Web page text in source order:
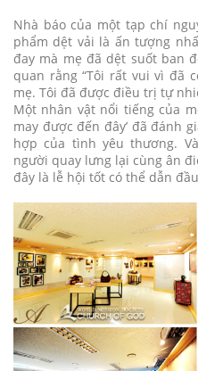
Nhà báo của một tạp chí
phẩm dệt vải là ấn tượng
đay mà mẹ đã dệt suốt ban
quan rằng “Tôi rất vui vì đã
mẹ. Tôi đã được điều trị tự
Một nhân vật nổi tiếng của
may được đến đây’ đã đánh
hợp của tình yêu thương.
người quay lưng lại cùng ân
đây là lễ hội tốt có thể dẫn